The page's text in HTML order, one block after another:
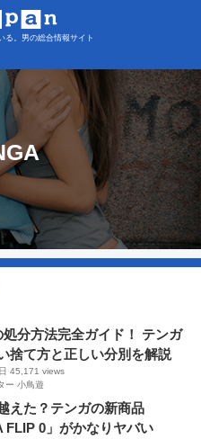
る。男の総合情報サイト
分方法完全ガイド！ テンガ
捨て方と正しい分別を解説
45,171 views
ー 小鳥遊
えた？テンガの新商品
FLIP 0」がかなりヤバい